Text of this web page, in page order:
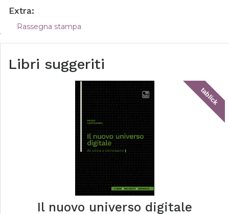
Extra:
Rassegna stampa
Libri suggeriti
tablick
Il nuovo universo digitale